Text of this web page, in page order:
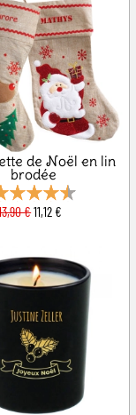
de Noël en lin
brodée
€11,12 €